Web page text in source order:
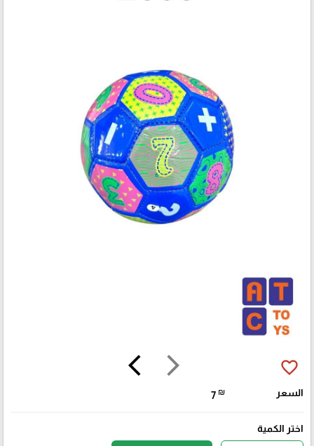
arrow_forward_ios
arrow_back_ios favorite_border
السعر 7 ₪
اختر الكمية